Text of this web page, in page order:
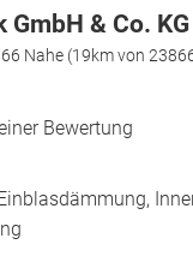
GmbH & Co. KG
Nahe (19km von
Bewertung